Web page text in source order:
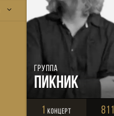
Группа
Пикник
1 Концерт 811